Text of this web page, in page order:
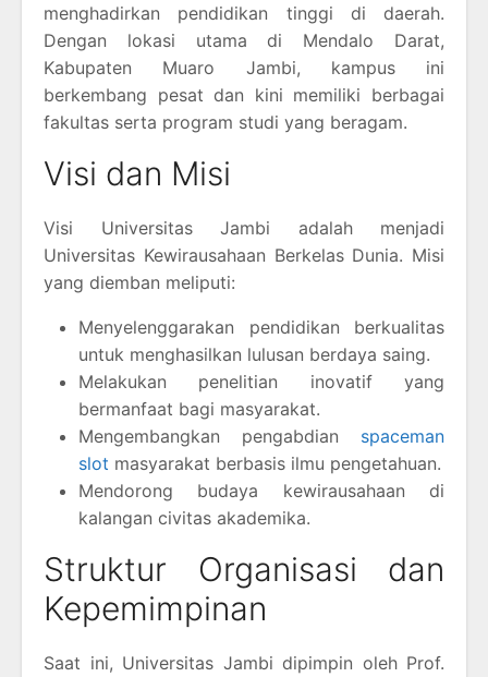
menghadirkan pendidikan tinggi di daerah.
Dengan lokasi utama di Mendalo Darat,
Kabupaten Muaro Jambi, kampus ini
berkembang pesat dan kini memiliki berbagai
fakultas serta program studi yang beragam.
Visi dan Misi
Visi Universitas Jambi adalah menjadi
Universitas Kewirausahaan Berkelas Dunia. Misi
yang diemban meliputi:
Menyelenggarakan pendidikan berkualitas
untuk menghasilkan lulusan berdaya saing.
Melakukan penelitian inovatif yang
bermanfaat bagi masyarakat.
Mengembangkan pengabdian spaceman
slot masyarakat berbasis ilmu pengetahuan.
Mendorong budaya kewirausahaan di
kalangan civitas akademika.
Struktur Organisasi dan
Kepemimpinan
Saat ini, Universitas Jambi dipimpin oleh Prof.